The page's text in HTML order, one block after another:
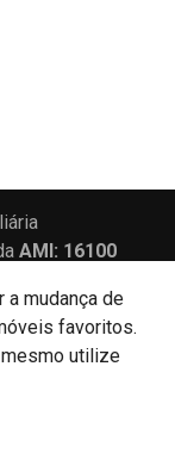
mudança de
favoritos.
utilize
AMI: 16100
de Privacidade